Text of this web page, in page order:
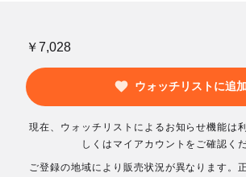
￥7,028
ウォッチリストに追加
現在、ウォッチリストによるお知らせ機能は
しくはマイアカウントをご確認く
ご登録の地域により販売状況が異なります。